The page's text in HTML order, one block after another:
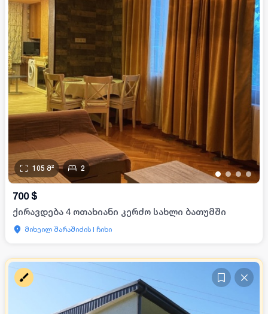
••••
105 მ² 2
700 $
ქირავდება 4 ოთახიანი კერძო სახლი ბათუმში
მიხეილ შარაშიძის I ჩიხი